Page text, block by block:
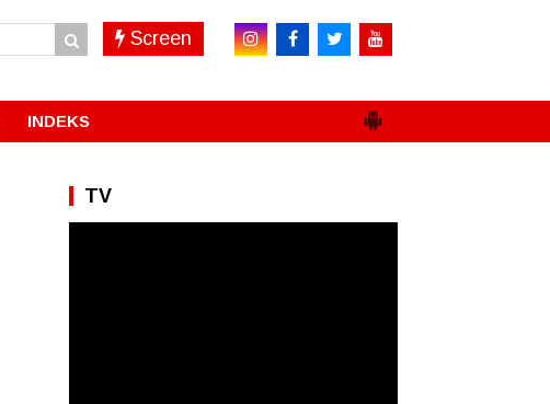
Screen
INDEKS
TV